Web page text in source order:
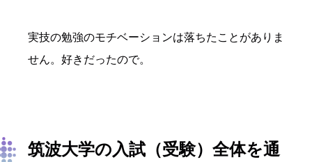
実技の勉強のモチベーションは落ちたことがありま
せん。好きだったので。
筑波大学の入試（受験）全体を通